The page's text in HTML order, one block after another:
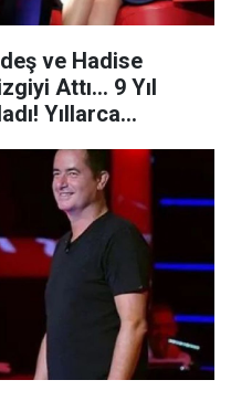
ve Hadise
Attı… 9 Yıl
Yıllarca